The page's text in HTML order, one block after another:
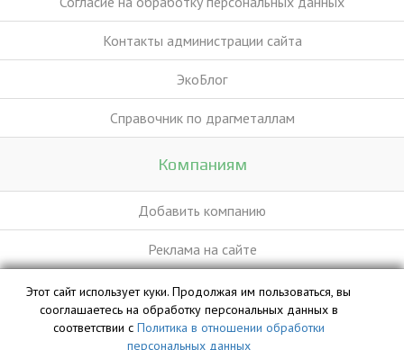
Контакты администрации сайта
ЭкоБлог
Справочник по драгметаллам
Компаниям
Добавить компанию
Реклама на сайте
База данных сайта vyvoz.org является интеллектуальной
собственностью ООО «Профит» и охраняется законом.
Этот сайт использует куки. Продолжая им пользоваться, вы
сооглашаетесь на обработку персональных данных в
соответствии с Политика в отношении обработки
персональных данных